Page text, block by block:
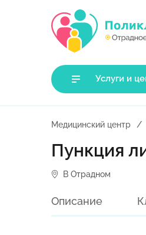
Услуги и
Медицинский центр
Пункция
В Отрадном
Описание